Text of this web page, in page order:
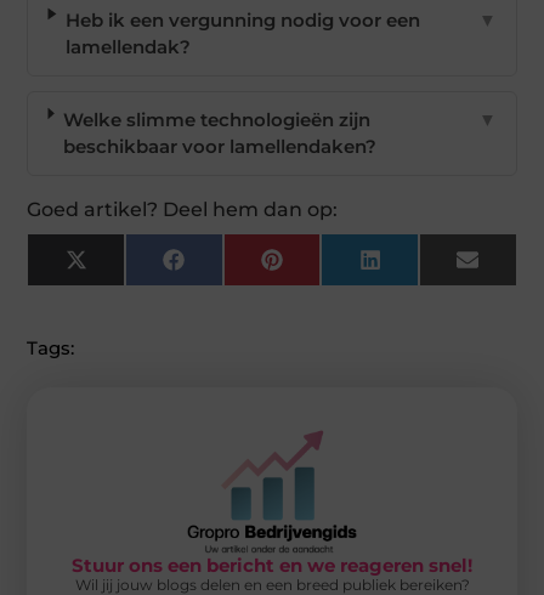
Heb ik een vergunning nodig voor een
lamellendak?
▼
Welke slimme technologieën zijn
beschikbaar voor lamellendaken?
▼
Goed artikel? Deel hem dan op:
X
(Twitter)
FacebookPinterest LinkedIn Email
Tags:
Stuur ons een bericht en we reageren snel!
Wil jij jouw blogs delen en een breed publiek bereiken?